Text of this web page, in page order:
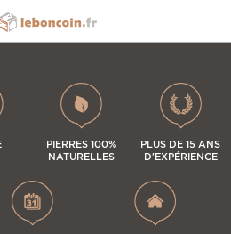
PIERRES 100%
NATURELLES
PLUS DE 15 ANS
D'EXPÉRIENCE